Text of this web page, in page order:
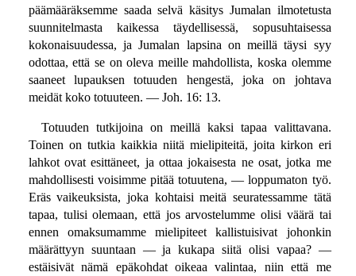
päämääräksemme saada selvä käsitys Jumalan ilmotetusta
suunnitelmasta kaikessa täydellisessä, sopusuhtaisessa
kokonaisuudessa, ja Jumalan lapsina on meillä täysi syy
odottaa, että se on oleva meille mahdollista, koska olemme
saaneet lupauksen totuuden hengestä, joka on johtava
meidät koko totuuteen. — Joh. 16: 13.
Totuuden tutkijoina on meillä kaksi tapaa valittavana.
Toinen on tutkia kaikkia niitä mielipiteitä, joita kirkon eri
lahkot ovat esittäneet, ja ottaa jokaisesta ne osat, jotka me
mahdollisesti voisimme pitää totuutena, — loppumaton työ.
Eräs vaikeuksista, joka kohtaisi meitä seuratessamme tätä
tapaa, tulisi olemaan, että jos arvostelumme olisi väärä tai
ennen omaksumamme mielipiteet kallistuisivat johonkin
määrättyyn suuntaan — ja kukapa siitä olisi vapaa? —
estäisivät nämä epäkohdat oikeaa valintaa, niin että me